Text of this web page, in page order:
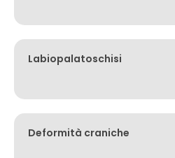
Labiopalatoschisi
Deformità craniche